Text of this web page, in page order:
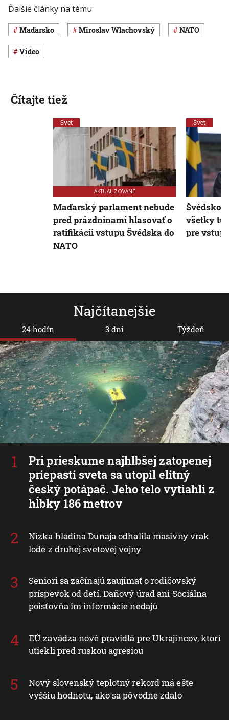
Ďalšie články na tému:
Maďarsko Miroslav Wlachovský NATO
Video
Najčítanejšie
24 hodín
Pri prieskume najhlbšej zatopenej
priepasti sveta sa utopil elitný
český potápač. Jeho telo vytiahli z
hĺbky 186 metrov
Nízka hladina Dunaja odhalila masívny vrak
lode z druhej svetovej vojny
Seniori sa začínajú zaujímať o rodičovský
príspevok od detí. Daňový úrad ani Sociálna
poisťovňa im informácie nedajú
EÚ zavádza nové pravidlá pre Ukrajincov, ktorí
utiekli pred ruskou agresiou
Nový slovenský teplotný rekord má ešte
vyššiu hodnotu, ako sa pôvodne zdalo
3 dni Týždeň
Čítajte tiež
Svet
AKTUALIZOVANÉ
Maďarský parlament nebude
pred prázdninami hlasovať o
ratifikácii vstupu Švédska do
NATO
Svet
Švédsko
všetky
pre vstup